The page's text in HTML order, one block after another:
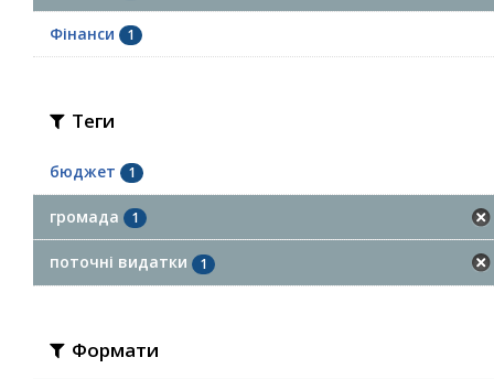
Фінанси 1
Теги
бюджет 1
громада 1
поточні видатки 1
Формати